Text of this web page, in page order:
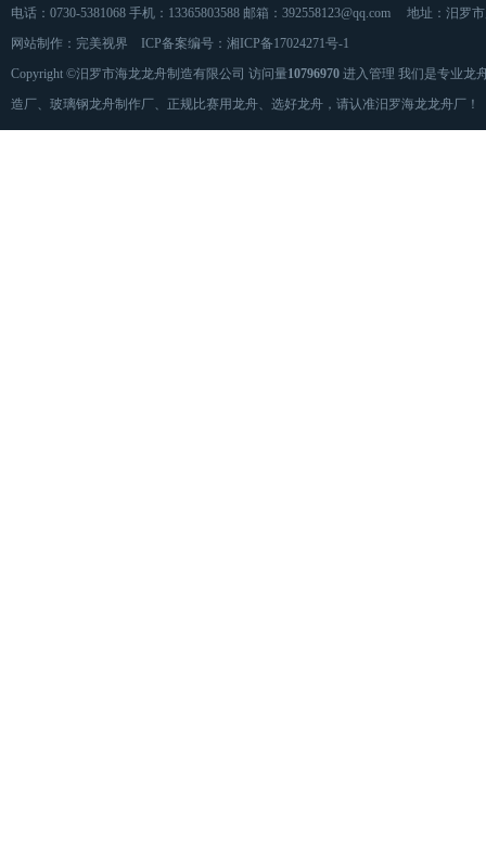
电话：0730-5381068 手机：13365803588 邮箱：392558123@qq.com 地址：汨罗
网站制作： 完美视界 ICP备案编号： 湘ICP备17024271号-1
Copyright ©汨罗市海龙龙舟制造有限公司 访问量10796970 进入管理 我们是专业龙
造厂、玻璃钢龙舟制作厂、正规比赛用龙舟、选好龙舟，请认准汨罗海龙龙舟厂！